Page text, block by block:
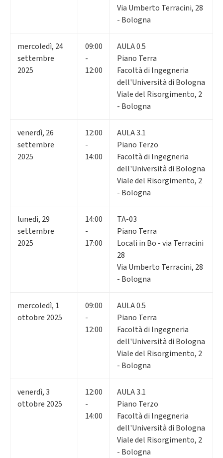
Via Umberto Terracini, 28
- Bologna
mercoledì, 24
settembre
2025
09:00
-
12:00
AULA 0.5
Piano Terra
Facoltà di Ingegneria
dell'Università di Bologna
Viale del Risorgimento, 2
- Bologna
venerdì, 26
settembre
2025
12:00
-
14:00
AULA 3.1
Piano Terzo
Facoltà di Ingegneria
dell'Università di Bologna
Viale del Risorgimento, 2
- Bologna
lunedì, 29
settembre
2025
14:00
-
17:00
TA-03
Piano Terra
Locali in Bo - via Terracini
28
Via Umberto Terracini, 28
- Bologna
mercoledì, 1
ottobre 2025
09:00
-
12:00
AULA 0.5
Piano Terra
Facoltà di Ingegneria
dell'Università di Bologna
Viale del Risorgimento, 2
- Bologna
venerdì,3
ottobre 2025
12:00
-
14:00
AULA 3.1
Piano Terzo
Facoltà di Ingegneria
dell'Università di Bologna
Viale del Risorgimento, 2
- Bologna